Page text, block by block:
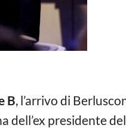
B, l’arrivo di
dell’ex presidente